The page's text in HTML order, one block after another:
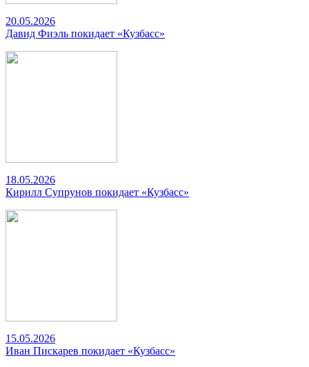
20.05.2026
Давид Фиэль покидает «Кузбасс»
18.05.2026
Кирилл Супрунов покидает «Кузбасс»
15.05.2026
Иван Пискарев покидает «Кузбасс»